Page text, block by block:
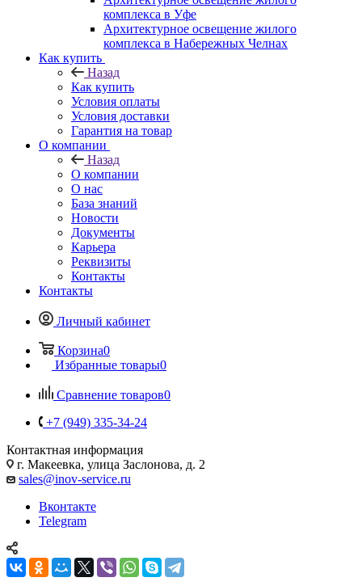
комплекса в Уфе
Архитектурное освещение жилого
комплекса в Набережных Челнах
Как купить
Назад
Как купить
Условия оплаты
Условия доставки
Гарантия на товар
О компании
Назад
О компании
О нас
База знаний
Новости
Документы
Карьера
Реквизиты
Контакты
Контакты
Личный кабинет
Корзина0
Избранные товары0
Сравнение товаров0
+7 (949) 335-34-24
Контактная информация
г. Макеевка, улица Заслонова, д. 2
sales@inov-service.ru
Вконтакте
Telegram